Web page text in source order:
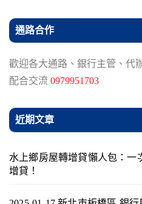
通路合作
歡迎各大通路、銀行主管、代
配合交流 0979951703
近期文章
水上鄉房屋轉增貸懶人包：一
增貸！